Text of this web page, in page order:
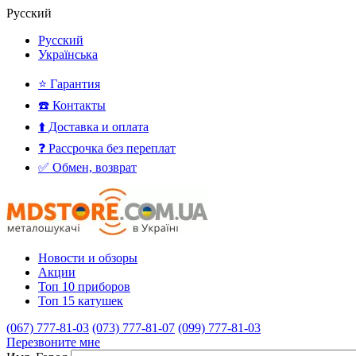
Русский
Русский
Українська
⭐ Гарантия
☎️ Контакты
⬆️ Доставка и оплата
❓ Рассрочка без переплат
✅ Обмен, возврат
Новости и обзоры
Акции
Топ 10 приборов
Топ 15 катушек
(067) 777-81-03 (073) 777-81-07 (099) 777-81-03
Перезвоните мне